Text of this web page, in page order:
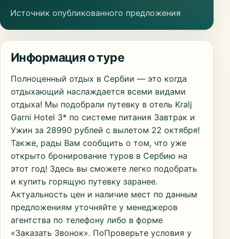
Источник опубликованного предложения
Информация о туре
Полноценный отдых в Сербии — это когда
отдыхающий наслаждается всеми видами
отдыха! Мы подобрали путевку в отель Kralj
Garni Hotel 3* по системе питания Завтрак и
Ужин за 28990 рублей с вылетом 22 октября!
Также, рады Вам сообщить о том, что уже
открыто бронирование туров в Сербию на
этот год! Здесь вы сможете легко подобрать
и купить горящую путевку заранее.
Актуальность цен и наличие мест по данным
предложениям уточняйте у менеджеров
агентства по телефону либо в форме
«Заказать Звонок». ПоПроверьте условия у